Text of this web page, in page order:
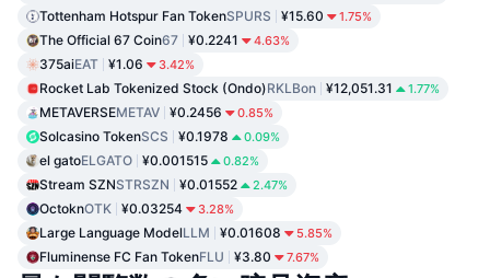
Tottenham Hotspur Fan TokenSPURS ¥15.60 1.75%
The Official 67 Coin67 ¥0.2241 4.63%
375aiEAT ¥1.06 3.42%
Rocket Lab Tokenized Stock (Ondo)RKLBon ¥12,051.31 1.77%
METAVERSEMETAV ¥0.2456 0.85%
Solcasino TokenSCS ¥0.1978 0.09%
el gatoELGATO ¥0.001515 0.82%
Stream SZNSTRSZN ¥0.01552 2.47%
OctoknOTK ¥0.03254 3.28%
Large Language ModelLLM ¥0.01608 5.85%
Fluminense FC Fan TokenFLU ¥3.80 7.67%